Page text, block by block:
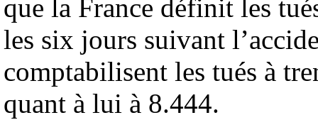
que la France définit les
les six jours suivant
comptabilisent les tués à
quant à lui à 8.444.